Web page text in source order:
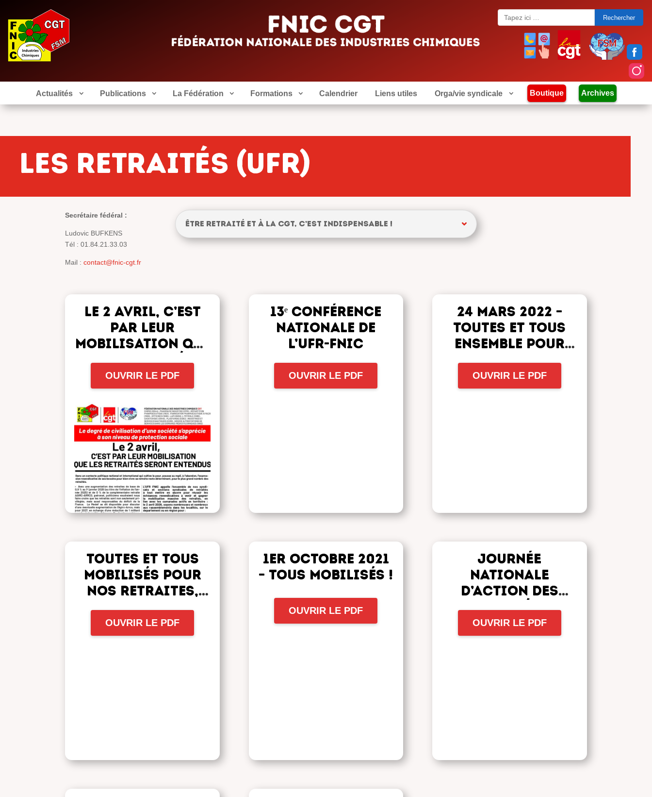
Search
for:
Actualités Publications La Fédération Formations Calendrier Liens utiles Orga/vie syndicale Boutique Archives
Les retraités (UFR)
Secrétaire fédéral :
Ludovic BUFKENS
Tél :01.84.21.33.03
Mail :contact@fnic-cgt.fr
Être retraité et à la CGT, c’est indispensable !
le 2 avril, c’est
par leur
mobilisation que
les retraités
seront entendus.
OUVRIR LE PDF
Toutes et tous
mobilisés pour
nos retraites,
actuelles et
futures, le 2
décembre
OUVRIR LE PDF
13ᵉ Conférence
nationale de
l’UFR-FNIC
OUVRIR LE PDF
1er octobre 2021
– Tous mobilisés !
OUVRIR LE PDF
24 mars 2022 –
Toutes et tous
ensemble pour
nos retraites,
actuelles et
futures
OUVRIR LE PDF
JOURNÉE
NATIONALE
D’ACTION DES
RETRAITÉ.E.S
OUVRIR LE PDF